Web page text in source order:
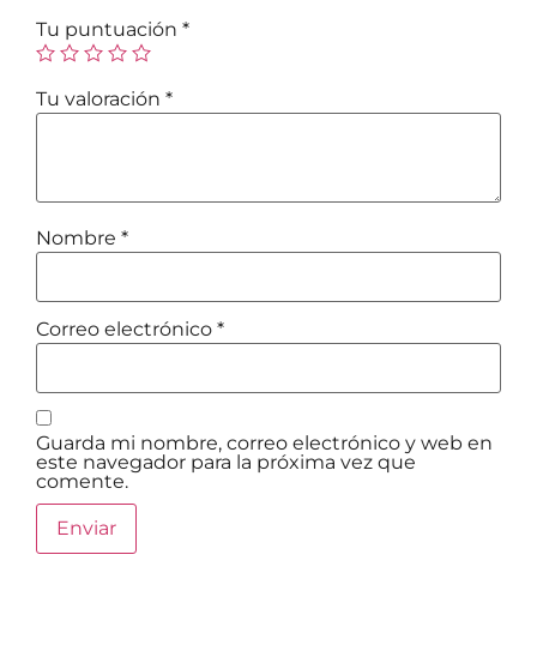
Tu puntuación *
Tu valoración *
Nombre *
Correo electrónico *
Guarda mi nombre, correo electrónico y web en
este navegador para la próxima vez que
comente.